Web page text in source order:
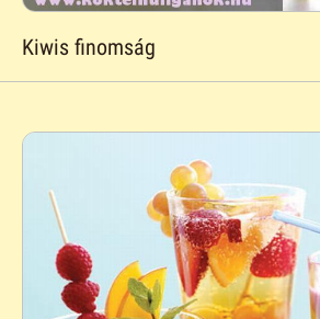
Kiwis finomság